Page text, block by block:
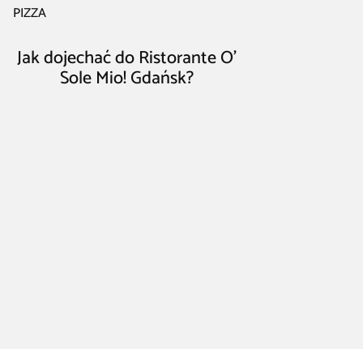
PIZZA
Jak dojechać do Ristorante O’
Sole Mio! Gdańsk?